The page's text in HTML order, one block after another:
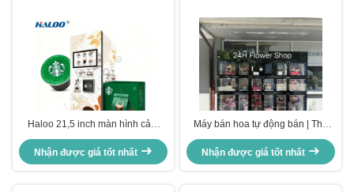
Haloo 21,5 inch màn hình cảm
ứng thương mại máy bán cà phê
viên nang có thể chứa 168 cốc
của 14 loại cà phê
Nhận được giá tốt nhất
Máy bán hoa tự động bán | Thu
nhập 24/7 ít tốn công sức cho
doanh nghiệp của bạn
Nhận được giá tốt nhất